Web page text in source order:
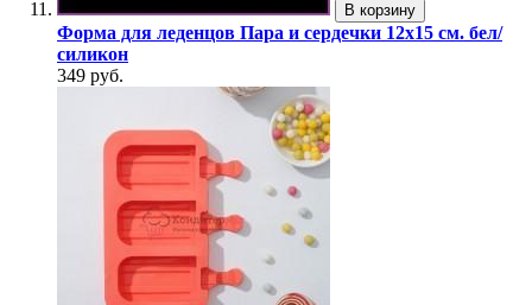
В корзину
Форма для леденцов Пара и сердечки 12х15 см. бел/
силикон
349 руб.